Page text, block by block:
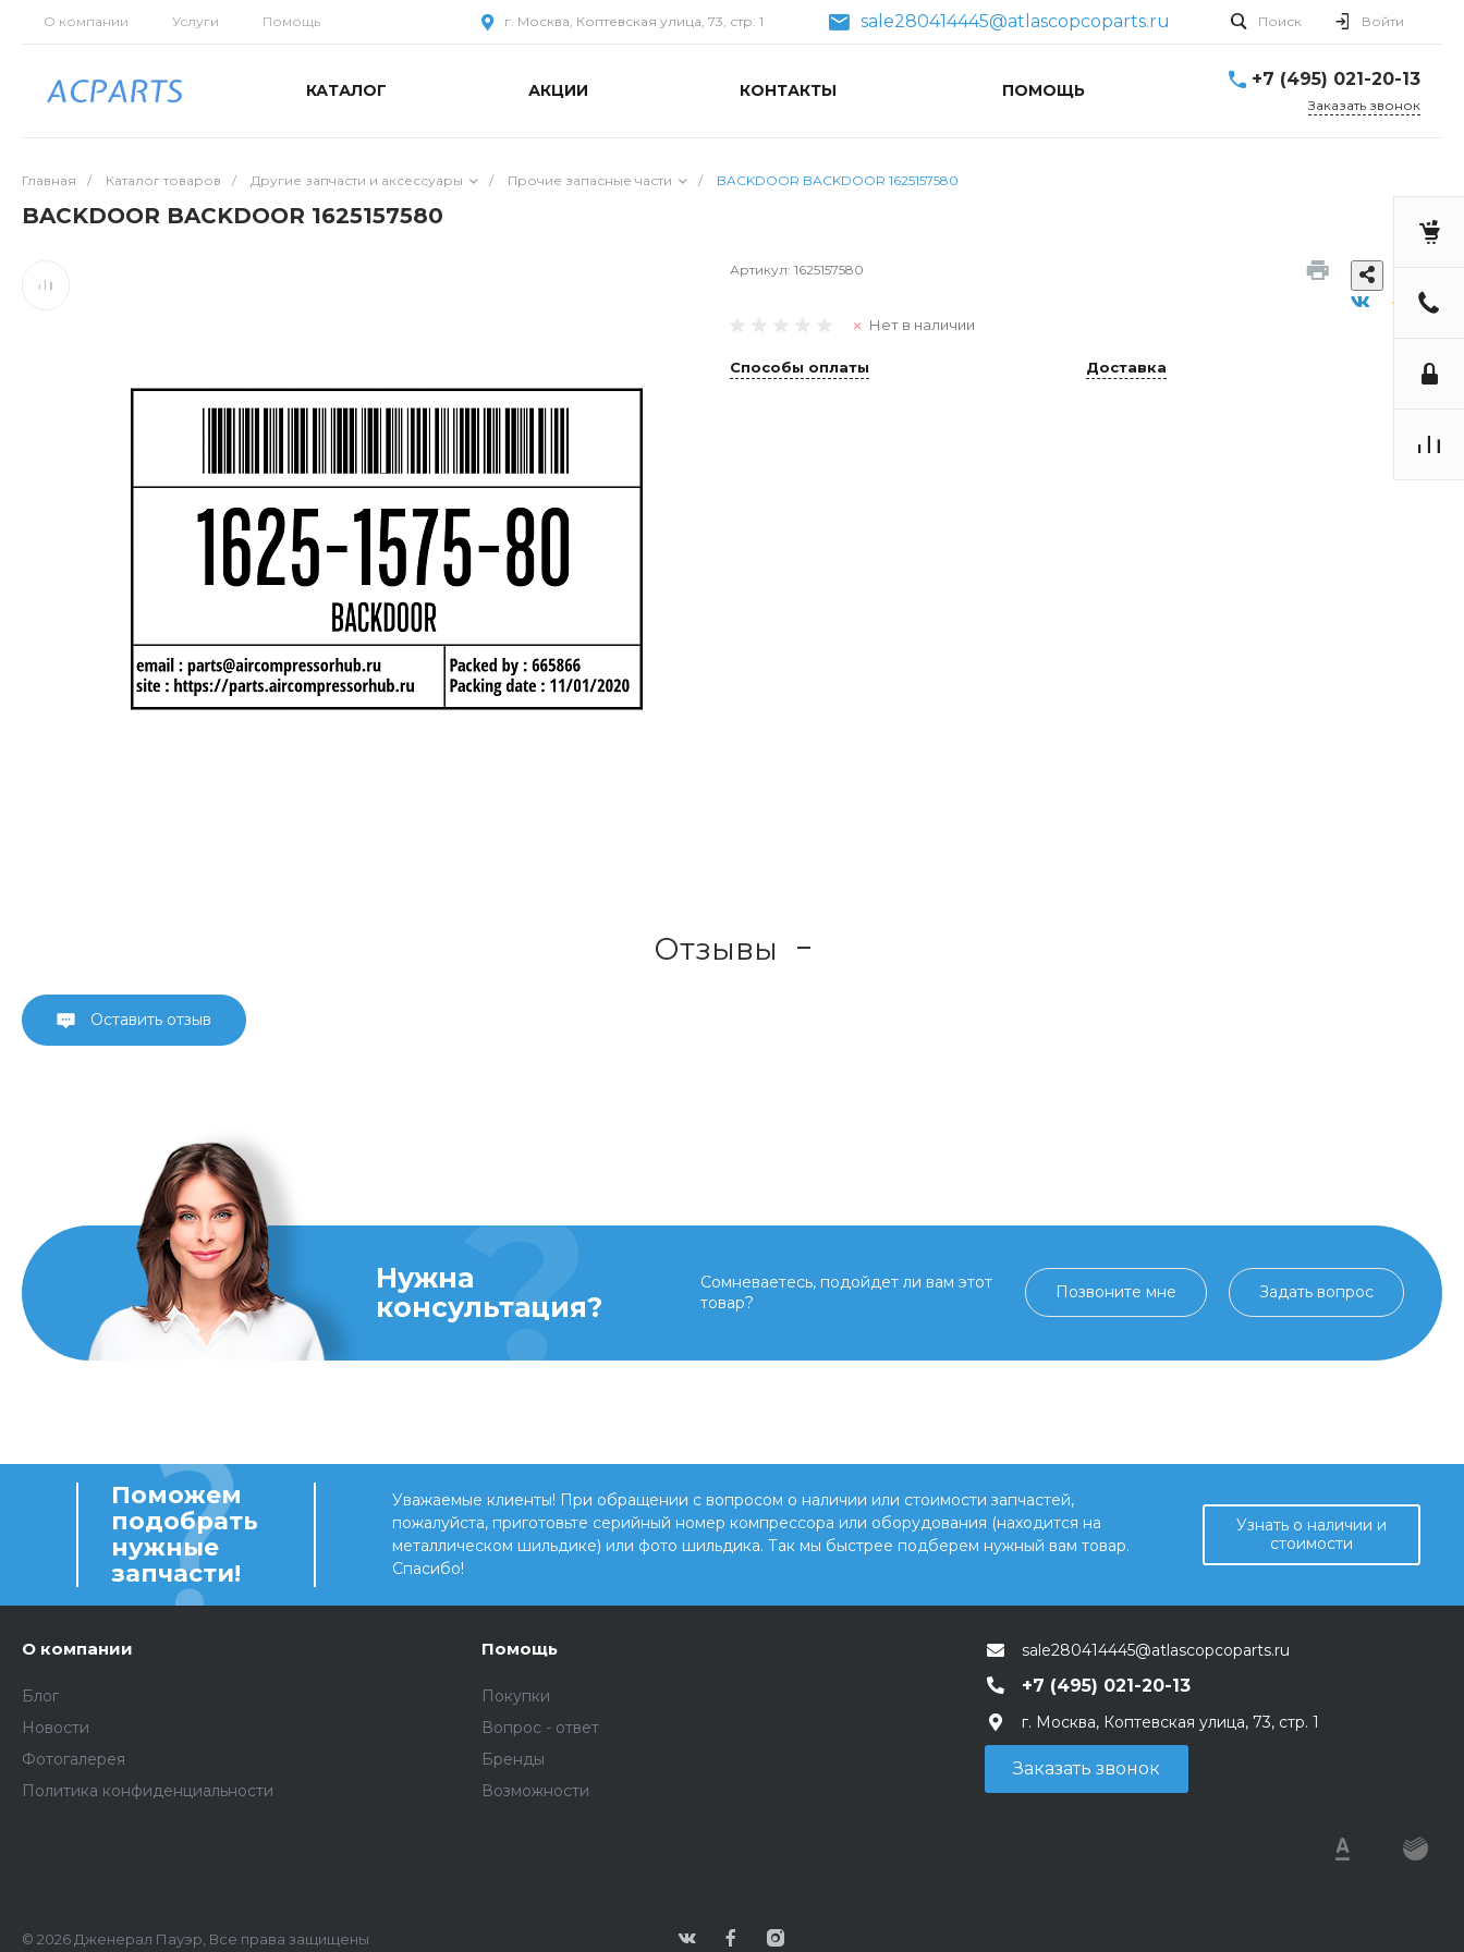
О компании Услуги Помощь г. Москва, Коптевская улица, 73, стр. 1 sale280414445@atlascopcoparts.ru Поиск Войти
КАТАЛОГ АКЦИИ КОНТАКТЫ ПОМОЩЬ
+7 (495) 021-20-13
Заказать звонок
Главная / Каталог товаров / Другие запчасти и аксессуары / Прочие запасные части / BACKDOOR BACKDOOR 1625157580
BACKDOOR BACKDOOR 1625157580
Артикул: 1625157580
Нет в наличии
Способы оплаты Доставка
Отзывы
Оставить отзыв
Нужна
консультация?
Сомневаетесь, подойдет ли вам этот
товар?
Позвоните мне Задать вопрос
Поможем
подобрать
нужные
запчасти!
Уважаемые клиенты! При обращении с вопросом о наличии или стоимости запчастей,
пожалуйста, приготовьте серийный номер компрессора или оборудования (находится на
металлическом шильдике) или фото шильдика. Так мы быстрее подберем нужный вам товар.
Спасибо!
Узнать о наличии и
стоимости
О компании
Блог
Новости
Фотогалерея
Политика конфиденциальности
Помощь
Покупки
Вопрос - ответ
Бренды
Возможности
sale280414445@atlascopcoparts.ru
+7 (495) 021-20-13
г. Москва, Коптевская улица, 73, стр. 1
Заказать звонок
© 2026 Дженерал Пауэр, Все права защищены